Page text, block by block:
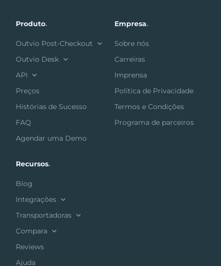
Produto.
Outvio Post-Checkout
Outvio Desk
API
Preços
Histórias de Sucesso
FAQ
Agendar uma Demo
Empresa.
Sobre nós
Carreiras
Imprensa
Política de Privacidade
Termos e Condições
Programa de parceiros
Recursos.
Blog
Integrações
Transportadoras
Compara
Reviews
Ajuda